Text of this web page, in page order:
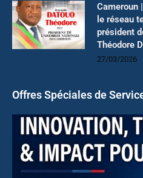
Cameroun
le réseau
président
Théodore
27/03/2026
Offres Spéciales de